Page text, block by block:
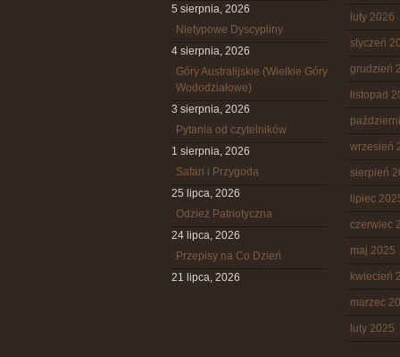
5 sierpnia, 2026
Nietypowe Dyscypliny
4 sierpnia, 2026
Góry Australijskie (Wielkie Góry
Wododziałowe)
3 sierpnia, 2026
Pytania od czytelników
1 sierpnia, 2026
Safari i Przygoda
25 lipca, 2026
Odzież Patriotyczna
24 lipca, 2026
Przepisy na Co Dzień
21 lipca, 2026
luty 2026
styczeń
grudzień
listopad
wrzesień
sierpień
lipiec
czerwiec
maj 2025
kwiecień
marzec
luty 2025